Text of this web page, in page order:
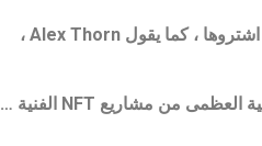
معظم مشاريع NFT لا يجوز لمالكي الرموز غير القابلة للاستبدال (NFT) امتلاك حقوق الملكية الفكرية (IP) للأصول التي اشتروها ، كما يقول Alex Thorn ،
قال ثورن ، المتخصص في أبحاث التطوير للنظام الإيكولوجي للعملات المشفرة ، لـ CoinDesk TV يوم الأربعاء أن “الغالبية العظمى من مشاريع NFT الفنية …